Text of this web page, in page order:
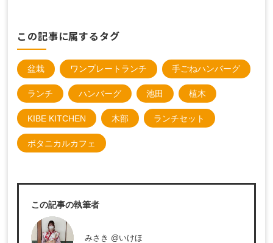
この記事に属するタグ
盆栽 ワンプレートランチ 手ごねハンバーグ
ランチ ハンバーグ 池田 植木
KIBE KITCHEN 木部 ランチセット
ボタニカルカフェ
この記事の執筆者
みさき @いけほ